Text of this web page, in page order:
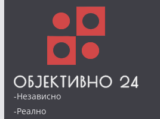
-Независно
-Реално